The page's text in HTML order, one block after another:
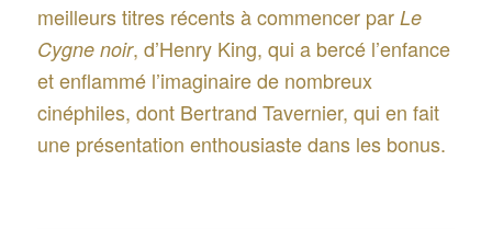
meilleurs titres récents à commencer parLe
Cygne noir, d’Henry King, qui a bercé l’enfance
et enflammé l’imaginaire de nombreux
cinéphiles, dont Bertrand Tavernier, qui en fait
une présentation enthousiaste dans les bonus.